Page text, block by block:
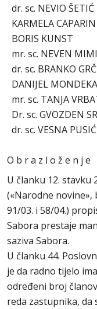
dr. sc. NEVIO ŠETIĆ
KARMELA CAPARIN
BORIS KUNST
mr. sc. NEVEN
dr. sc. BRANKO
DANIJEL
mr. sc. TANJA
Dr. sc. GVOZDEN
dr. sc. VESNA PUSIĆ
O b r a z l o ž e n j e
U članku 12. stavku
(«Narodne novine»,
91/03. i 58/04.)
Sabora prestaje
saziva Sabora.
U članku 44.
je da radno tijelo
određeni broj
reda zastupnika,